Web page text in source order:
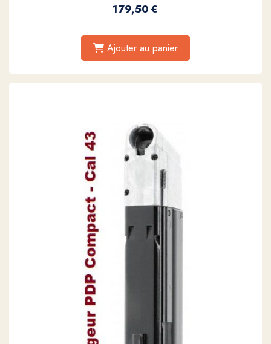
179,50€
Ajouter au panier